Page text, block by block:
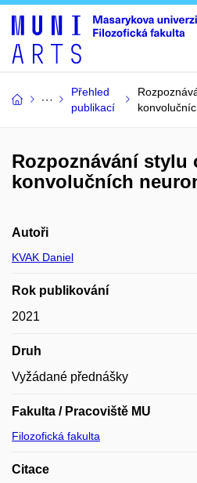
Přehled
publikací
Rozpoznávání stylu
konvolučních
Autoři
KVAK Daniel
Rok publikování
2021
Druh
Vyžádané přednášky
Fakulta / Pracoviště MU
Filozofická fakulta
Citace